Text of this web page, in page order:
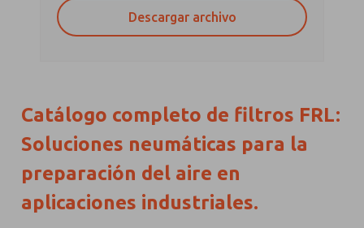
Descargar archivo
Catálogo completo de filtros FRL:
Soluciones neumáticas para la
preparación del aire en
aplicaciones industriales.